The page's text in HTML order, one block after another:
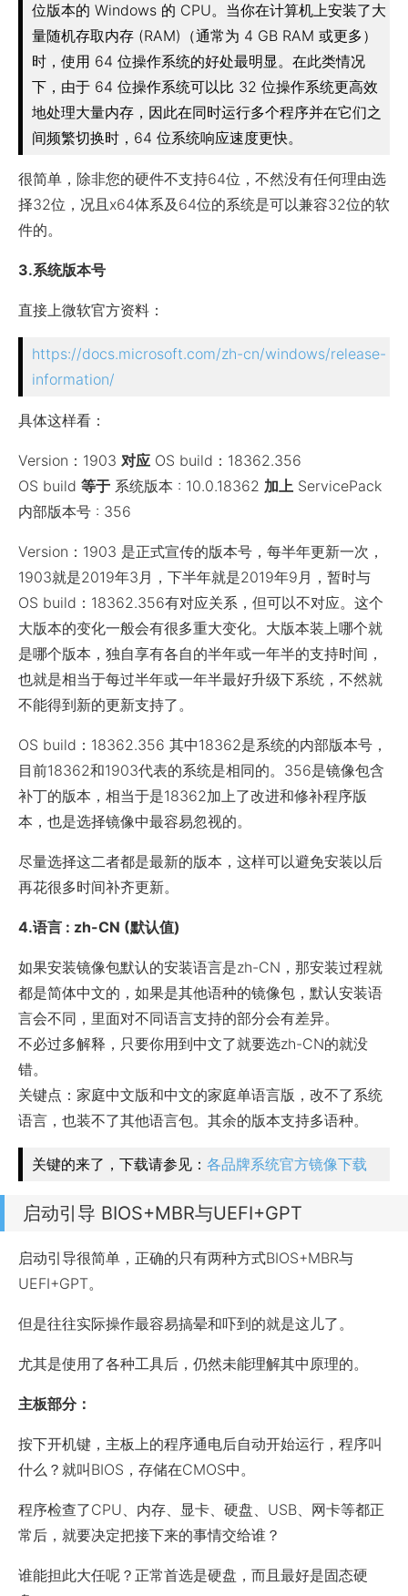
位版本的 Windows 的 CPU。当你在计算机上安装了大
量随机存取内存 (RAM)（通常为 4 GB RAM 或更多）
时，使用 64 位操作系统的好处最明显。在此类情况
下，由于 64 位操作系统可以比 32 位操作系统更高效
地处理大量内存，因此在同时运行多个程序并在它们之
间频繁切换时，64 位系统响应速度更快。
很简单，除非您的硬件不支持64位，不然没有任何理由选
择32位，况且x64体系及64位的系统是可以兼容32位的软
件的。
3.系统版本号
直接上微软官方资料：
https://docs.microsoft.com/zh-cn/windows/release-
information/
具体这样看：
Version：1903 对应 OS build：18362.356
OS build 等于 系统版本 : 10.0.18362 加上 ServicePack
内部版本号 : 356
Version：1903 是正式宣传的版本号，每半年更新一次，
1903就是2019年3月，下半年就是2019年9月，暂时与
OS build：18362.356有对应关系，但可以不对应。这个
大版本的变化一般会有很多重大变化。大版本装上哪个就
是哪个版本，独自享有各自的半年或一年半的支持时间，
也就是相当于每过半年或一年半最好升级下系统，不然就
不能得到新的更新支持了。
OS build：18362.356 其中18362是系统的内部版本号，
目前18362和1903代表的系统是相同的。356是镜像包含
补丁的版本，相当于是18362加上了改进和修补程序版
本，也是选择镜像中最容易忽视的。
尽量选择这二者都是最新的版本，这样可以避免安装以后
再花很多时间补齐更新。
4.语言 : zh-CN (默认值)
如果安装镜像包默认的安装语言是zh-CN，那安装过程就
都是简体中文的，如果是其他语种的镜像包，默认安装语
言会不同，里面对不同语言支持的部分会有差异。
不必过多解释，只要你用到中文了就要选zh-CN的就没
错。
关键点：家庭中文版和中文的家庭单语言版，改不了系统
语言，也装不了其他语言包。其余的版本支持多语种。
关键的来了，下载请参见： 各品牌系统官方镜像下载
启动引导 BIOS+MBR与UEFI+GPT
启动引导很简单，正确的只有两种方式BIOS+MBR与
UEFI+GPT。
但是往往实际操作最容易搞晕和吓到的就是这儿了。
尤其是使用了各种工具后，仍然未能理解其中原理的。
主板部分：
按下开机键，主板上的程序通电后自动开始运行，程序叫
什么？就叫BIOS，存储在CMOS中。
程序检查了CPU、内存、显卡、硬盘、USB、网卡等都正
常后，就要决定把接下来的事情交给谁？
谁能担此大任呢？正常首选是硬盘，而且最好是固态硬